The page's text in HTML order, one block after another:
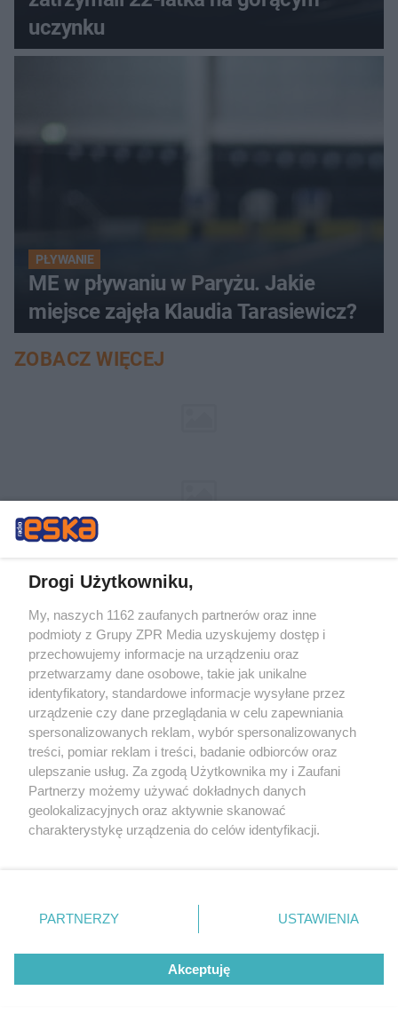
uczynku
PŁYWANIE
ME w pływaniu w Paryżu. Jakie
miejsce zajęła Klaudia Tarasiewicz?
ZOBACZ WIĘCEJ
tym także elektroniczny lub mechaniczny) na jakimkolwiek polu
eksploatacji w jakiejkolwiek formie, włącznie z umieszczaniem w
Internecie bez pisemnej zgody właściciela praw. Jakiekolwiek użycie lub
Drogi Użytkowniku,
My, naszych 1162 zaufanych partnerów oraz inne
podmioty z Grupy ZPR Media uzyskujemy dostęp i
przechowujemy informacje na urządzeniu oraz
przetwarzamy dane osobowe, takie jak unikalne
identyfikatory, standardowe informacje wysyłane przez
urządzenie czy dane przeglądania w celu zapewniania
spersonalizowanych reklam, wybór spersonalizowanych
treści, pomiar reklam i treści, badanie odbiorców oraz
ulepszanie usług. Za zgodą Użytkownika my i Zaufani
Partnerzy możemy używać dokładnych danych
geolokalizacyjnych oraz aktywnie skanować
charakterystykę urządzenia do celów identyfikacji.
zmienić/wycofać klikając przycisk ustawień prywatności
znajdujący się w lewym dolnym rogu strony
rodzaje przetwarzania danych nie wymagają zgody
użytkownika, ale masz prawo sprzeciwić się takiemu
przetwarzaniu. Preferencje będą miały zastosowanie tylko
PARTNERZY USTAWIENIA
Akceptuję